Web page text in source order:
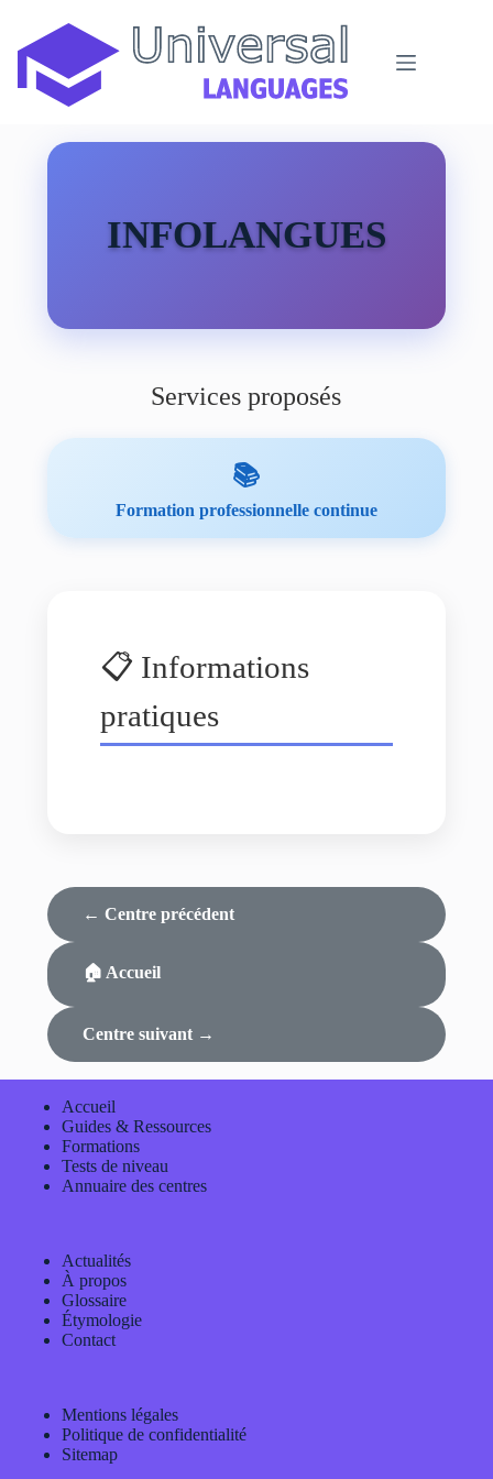
contenu
INFOLANGUES
Services proposés
📚
Formation professionnelle continue
📋 Informations
pratiques
← Centre précédent
🏠 Accueil
Centre suivant →
Accueil
Guides & Ressources
Formations
Tests de niveau
Annuaire des centres
Actualités
À propos
Glossaire
Étymologie
Contact
Mentions légales
Politique de confidentialité
Sitemap